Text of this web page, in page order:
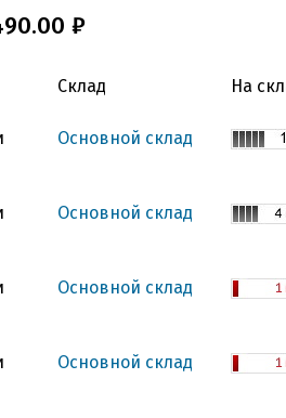
₽
Склад На
Основной склад
Основной склад
Основной склад
Основной склад